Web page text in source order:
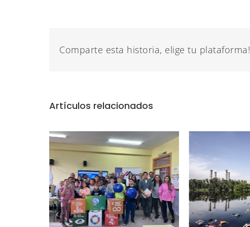
Comparte esta historia, elige tu plataforma!
Artículos relacionados